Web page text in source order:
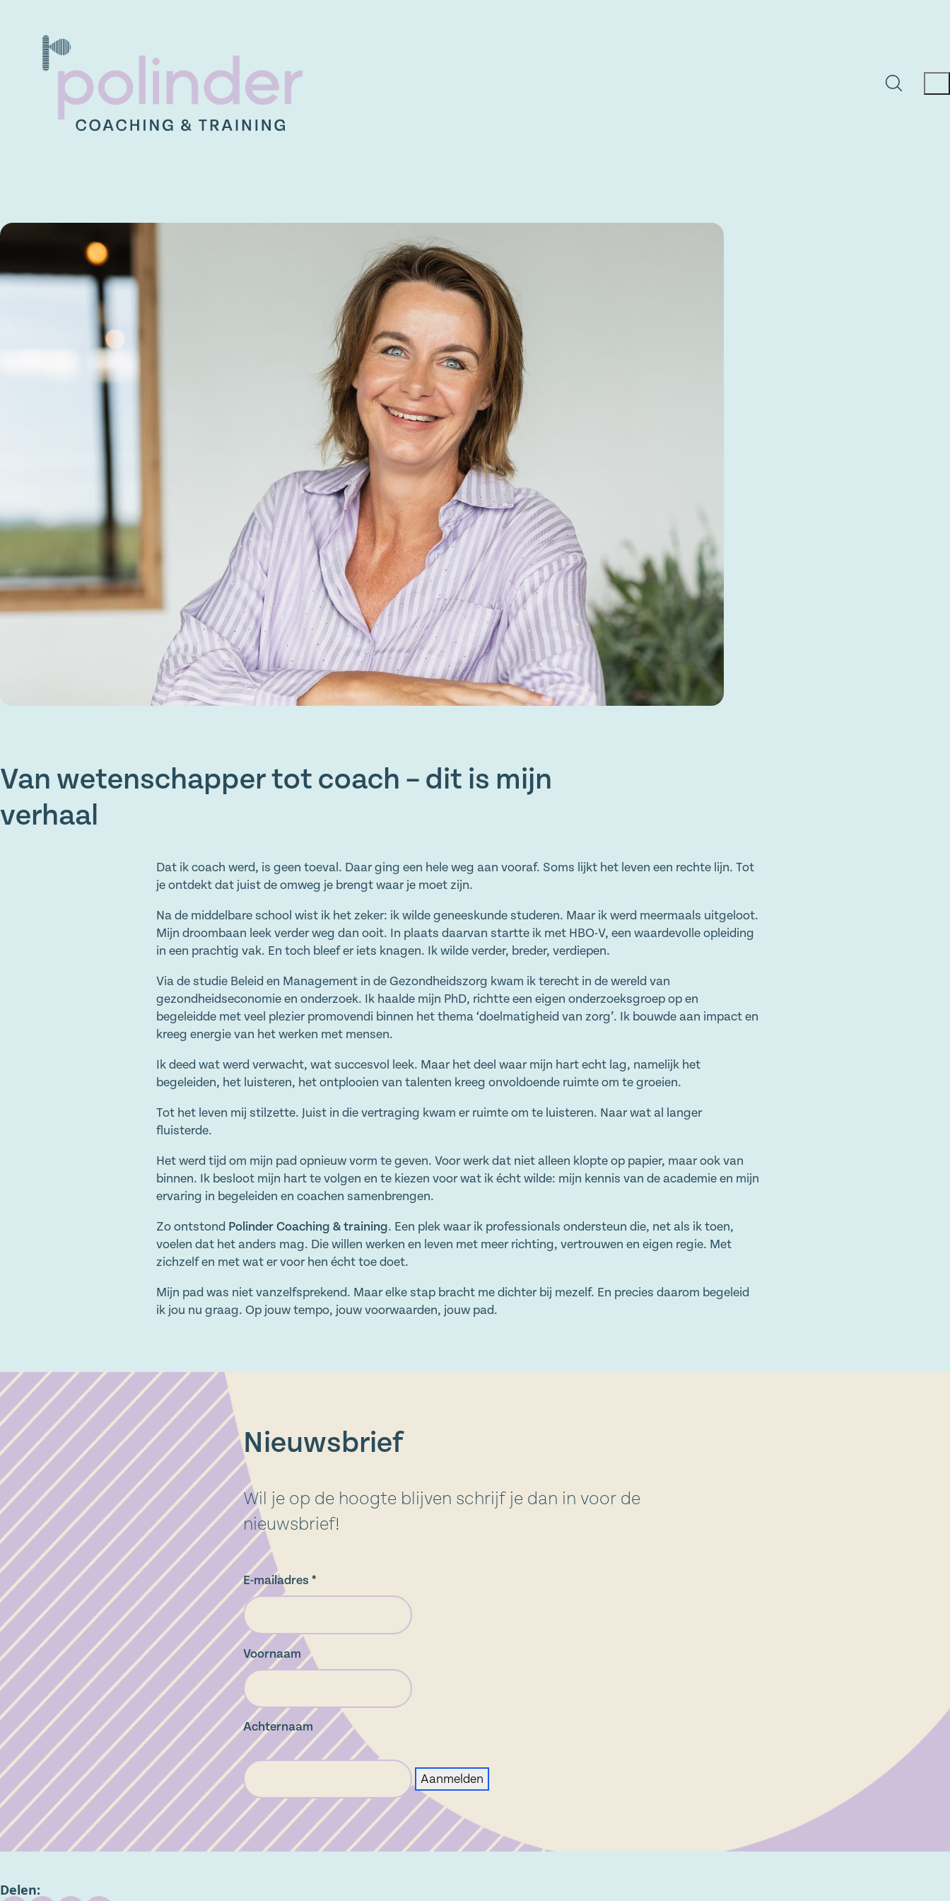
Van wetenschapper tot coach – dit is mijn
verhaal
Dat ik coach werd, is geen toeval. Daar ging een hele weg aan vooraf. Soms lijkt het leven een rechte lijn. Tot
je ontdekt dat juist de omweg je brengt waar je moet zijn.
Na de middelbare school wist ik het zeker: ik wilde geneeskunde studeren. Maar ik werd meermaals uitgeloot.
Mijn droombaan leek verder weg dan ooit. In plaats daarvan startte ik met HBO-V, een waardevolle opleiding
in een prachtig vak. En toch bleef er iets knagen. Ik wilde verder, breder, verdiepen.
Via de studie Beleid en Management in de Gezondheidszorg kwam ik terecht in de wereld van
gezondheidseconomie en onderzoek. Ik haalde mijn PhD, richtte een eigen onderzoeksgroep op en
begeleidde met veel plezier promovendi binnen het thema ‘doelmatigheid van zorg’. Ik bouwde aan impact en
kreeg energie van het werken met mensen.
Ik deed wat werd verwacht, wat succesvol leek. Maar het deel waar mijn hart echt lag, namelijk het
begeleiden, het luisteren, het ontplooien van talenten kreeg onvoldoende ruimte om te groeien.
Tot het leven mij stilzette. Juist in die vertraging kwam er ruimte om te luisteren. Naar wat al langer
fluisterde.
Het werd tijd om mijn pad opnieuw vorm te geven. Voor werk dat niet alleen klopte op papier, maar ook van
binnen. Ik besloot mijn hart te volgen en te kiezen voor wat ik écht wilde: mijn kennis van de academie en mijn
ervaring in begeleiden en coachen samenbrengen.
Zo ontstond Polinder Coaching & training. Een plek waar ik professionals ondersteun die, net als ik toen,
voelen dat het anders mag. Die willen werken en leven met meer richting, vertrouwen en eigen regie. Met
zichzelf en met wat er voor hen écht toe doet.
Mijn pad was niet vanzelfsprekend. Maar elke stap bracht me dichter bij mezelf. En precies daarom begeleid
ik jou nu graag. Op jouw tempo, jouw voorwaarden, jouw pad.
Nieuwsbrief
Wil je op de hoogte blijven schrijf je dan in voor de
nieuwsbrief!
E-mailadres *
Voornaam
Achternaam
Delen: